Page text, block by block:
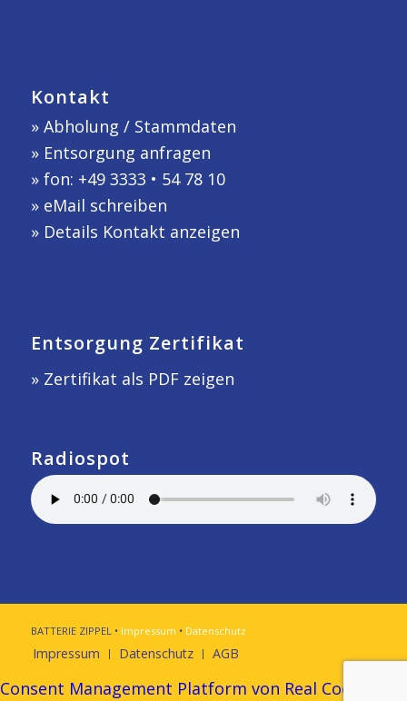
Kontakt
» Abholung / Stammdaten
» Entsorgung anfragen
» fon: +49 3333 • 54 78 10
» eMail schreiben
» Details Kontakt anzeigen
Entsorgung Zertifikat
» Zertifikat als PDF zeigen
Radiospot
BATTERIE ZIPPEL • Impressum • Datenschutz
Impressum Datenschutz AGB
Consent Management Platform von Real Cookie